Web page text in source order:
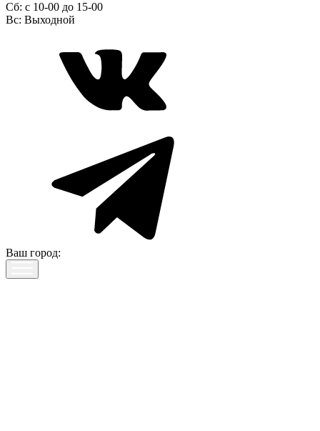
Сб: c 10-00 до 15-00
Вс: Выходной
Ваш город: